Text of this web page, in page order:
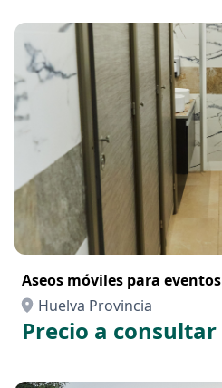
Aseos móviles para eventos
Huelva Provincia
Precio a consultar